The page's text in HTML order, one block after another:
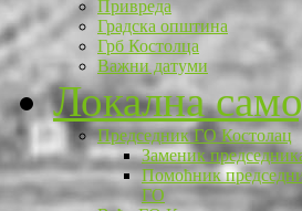
Привреда
Градска општина
Грб Костолца
Важни датуми
Локална
Председник ГО Костолац
Заменик
Помоћник
ГО